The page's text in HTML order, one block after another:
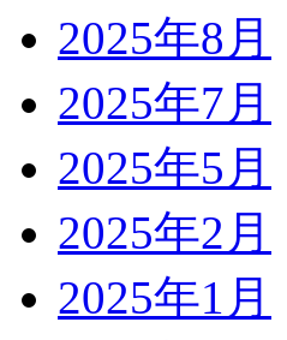
2025年8月
2025年7月
2025年5月
2025年2月
2025年1月